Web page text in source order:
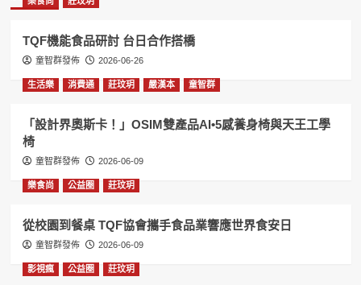
TQF機能食品研討 台日合作搭橋
童智群發佈 2026-06-26
生活樂 消費通 莊玟玥 嚴漢本 童智群
「設計界奧斯卡！」OSIM雙產品AI•5感養身椅與天王工學
椅
童智群發佈 2026-06-09
樂食尚 公益圈 莊玟玥
從校園到餐桌 TQF協會攜手食品業響應世界食安日
童智群發佈 2026-06-09
影視瘋 公益圈 莊玟玥